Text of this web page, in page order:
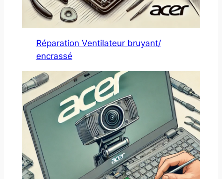
Réparation Ventilateur bruyant/
encrassé